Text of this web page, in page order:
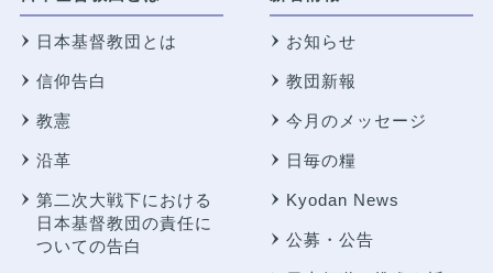
日本基督教団とは
信仰告白
教憲
沿革
第二次大戦下における
日本基督教団の責任に
ついての告白
お知らせ
教団新報
今月のメッセージ
日毎の糧
Kyodan News
公募・公告